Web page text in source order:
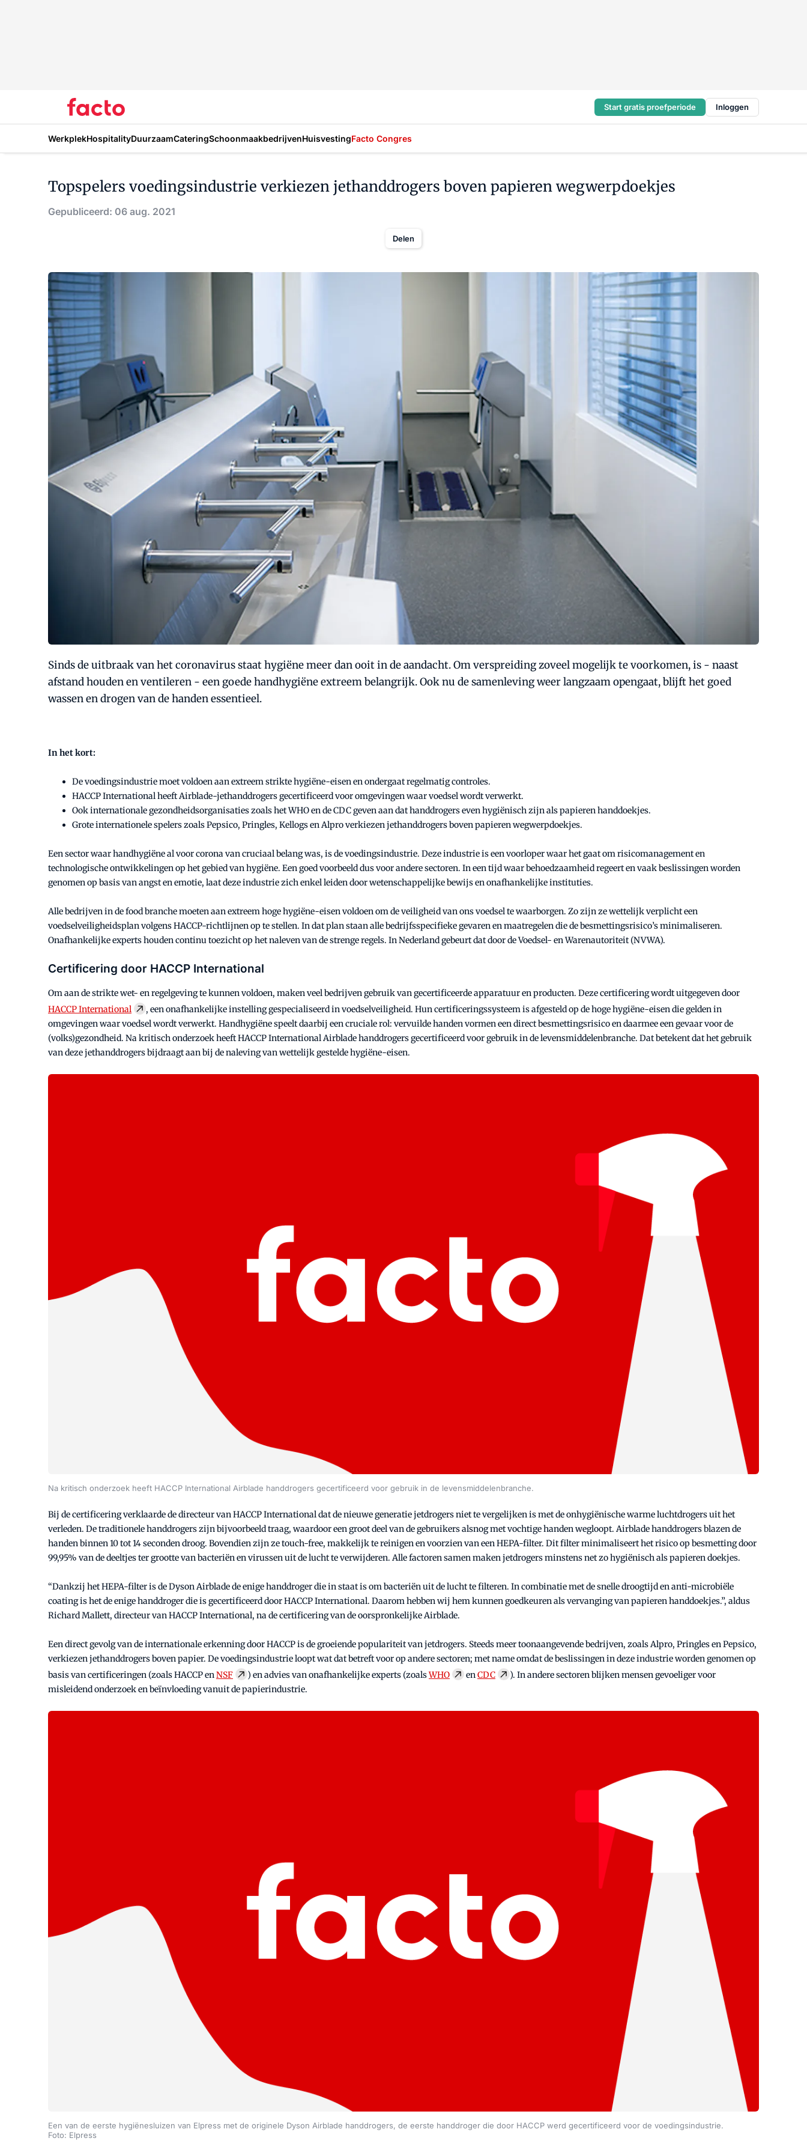
Start gratis proefperiode Inloggen
WerkplekHospitalityDuurzaamCateringSchoonmaakbedrijvenHuisvestingFacto Congres
Topspelers voedingsindustrie verkiezen jethanddrogers boven papieren wegwerpdoekjes
Gepubliceerd: 06 aug. 2021
Delen
Sinds de uitbraak van het coronavirus staat hygiëne meer dan ooit in de aandacht. Om verspreiding zoveel mogelijk te voorkomen, is - naast
afstand houden en ventileren - een goede handhygiëne extreem belangrijk. Ook nu de samenleving weer langzaam opengaat, blijft het goed
wassen en drogen van de handen essentieel.
In het kort:
De voedingsindustrie moet voldoen aan extreem strikte hygiëne-eisen en ondergaat regelmatig controles.
HACCP International heeft Airblade-jethanddrogers gecertificeerd voor omgevingen waar voedsel wordt verwerkt.
Ook internationale gezondheidsorganisaties zoals het WHO en de CDC geven aan dat handdrogers even hygiënisch zijn als papieren handdoekjes.
Grote internationele spelers zoals Pepsico, Pringles, Kellogs en Alpro verkiezen jethanddrogers boven papieren wegwerpdoekjes.
Een sector waar handhygiëne al voor corona van cruciaal belang was, is de voedingsindustrie. Deze industrie is een voorloper waar het gaat om risicomanagement en
technologische ontwikkelingen op het gebied van hygiëne. Een goed voorbeeld dus voor andere sectoren. In een tijd waar behoedzaamheid regeert en vaak beslissingen worden
genomen op basis van angst en emotie, laat deze industrie zich enkel leiden door wetenschappelijke bewijs en onafhankelijke instituties.
Alle bedrijven in de food branche moeten aan extreem hoge hygiëne-eisen voldoen om de veiligheid van ons voedsel te waarborgen. Zo zijn ze wettelijk verplicht een
voedselveiligheidsplan volgens HACCP-richtlijnen op te stellen. In dat plan staan alle bedrijfsspecifieke gevaren en maatregelen die de besmettingsrisico’s minimaliseren.
Onafhankelijke experts houden continu toezicht op het naleven van de strenge regels. In Nederland gebeurt dat door de Voedsel- en Warenautoriteit (NVWA).
Certificering door HACCP International
Om aan de strikte wet- en regelgeving te kunnen voldoen, maken veel bedrijven gebruik van gecertificeerde apparatuur en producten. Deze certificering wordt uitgegeven door
HACCP International
, een onafhankelijke instelling gespecialiseerd in voedselveiligheid. Hun certificeringssysteem is afgesteld op de hoge hygiëne-eisen die gelden in
omgevingen waar voedsel wordt verwerkt. Handhygiëne speelt daarbij een cruciale rol: vervuilde handen vormen een direct besmettingsrisico en daarmee een gevaar voor de
(volks)gezondheid. Na kritisch onderzoek heeft HACCP International Airblade handdrogers gecertificeerd voor gebruik in de levensmiddelenbranche. Dat betekent dat het gebruik
van deze jethanddrogers bijdraagt aan bij de naleving van wettelijk gestelde hygiëne-eisen.
Na kritisch onderzoek heeft HACCP International Airblade handdrogers gecertificeerd voor gebruik in de levensmiddelenbranche.
Bij de certificering verklaarde de directeur van HACCP International dat de nieuwe generatie jetdrogers niet te vergelijken is met de onhygiënische warme luchtdrogers uit het
verleden. De traditionele handdrogers zijn bijvoorbeeld traag, waardoor een groot deel van de gebruikers alsnog met vochtige handen wegloopt. Airblade handdrogers blazen de
handen binnen 10 tot 14 seconden droog. Bovendien zijn ze touch-free, makkelijk te reinigen en voorzien van een HEPA-filter. Dit filter minimaliseert het risico op besmetting door
99,95% van de deeltjes ter grootte van bacteriën en virussen uit de lucht te verwijderen. Alle factoren samen maken jetdrogers minstens net zo hygiënisch als papieren doekjes.
“Dankzij het HEPA-filter is de Dyson Airblade de enige handdroger die in staat is om bacteriën uit de lucht te filteren. In combinatie met de snelle droogtijd en anti-microbiële
coating is het de enige handdroger die is gecertificeerd door HACCP International. Daarom hebben wij hem kunnen goedkeuren als vervanging van papieren handdoekjes.”, aldus
Richard Mallett, directeur van HACCP International, na de certificering van de oorspronkelijke Airblade.
Een direct gevolg van de internationale erkenning door HACCP is de groeiende populariteit van jetdrogers. Steeds meer toonaangevende bedrijven, zoals Alpro, Pringles en Pepsico,
verkiezen jethanddrogers boven papier. De voedingsindustrie loopt wat dat betreft voor op andere sectoren; met name omdat de beslissingen in deze industrie worden genomen op
basis van certificeringen (zoals HACCP enNSF ) en advies van onafhankelijke experts (zoalsWHO enCDC
). In andere sectoren blijken mensen gevoeliger voor
misleidend onderzoek en beïnvloeding vanuit de papierindustrie.
Een van de eerste hygiënesluizen van Elpress met de originele Dyson Airblade handdrogers, de eerste handdroger die door HACCP werd gecertificeerd voor de voedingsindustrie.
Foto: Elpress